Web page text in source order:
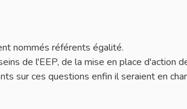
nommés référents égalité.
de l'EEP, de la mise en place d'action
sur ces questions enfin il seraient en